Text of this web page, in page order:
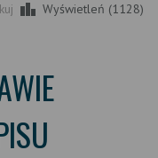
Wyświetleń (1128)